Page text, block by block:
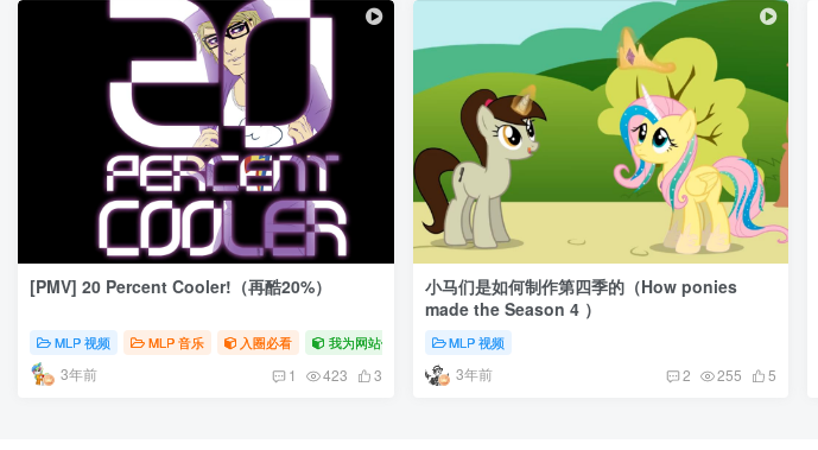
[PMV] 20 Percent Cooler!（再酷20%）
MLP 视频 MLP 音乐 入圈必看 我为网站做贡献
3年前 1 423 3
小马们是如何制作第四季的（How ponies
made the Season 4 ）
MLP 视频
3年前 2 255 5